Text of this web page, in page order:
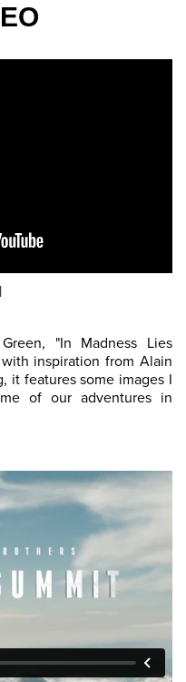
"In Madness Lies
inspiration from Alain
it features some images I
of our adventures in